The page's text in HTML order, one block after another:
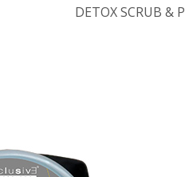
DETOX SCRUB &